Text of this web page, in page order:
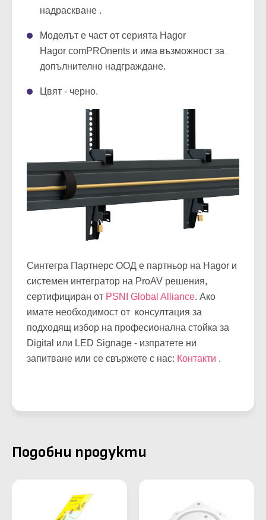
надраскване .
Моделът е част от серията Hagor
Hagor comPROnents и има възможност за
допълнително надграждане.
Цвят - черно.
Синтегра Партнерс ООД е партньор на Hagor и
системен интегратор на ProAV решения,
сертифициран от PSNI Global Alliance. Ако
имате необходимост от консултация за
подходящ избор на професионална стойка за
Digital или LED Signage - изпратете ни
запитване или се свържете с нас: Контакти .
Подобни продукти